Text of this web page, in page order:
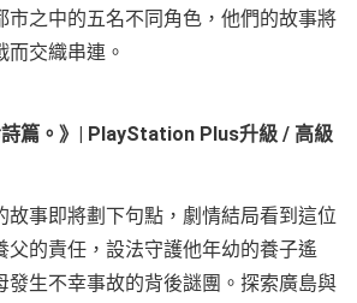
市之中的五名不同角色，他們的故事將
而交織串連。
篇。》 | PlayStation Plus升級 / 高級
故事即將劃下句點，劇情結局看到這位
父的責任，設法守護他年幼的養子遙
發生不幸事故的背後謎團。探索廣島與